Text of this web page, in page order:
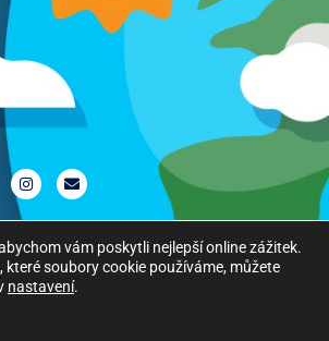
agentura. Všechna práva vyhrazena.
vám poskytli nejlepší online zážitek.
které soubory cookie používáme, můžete
nastavení.